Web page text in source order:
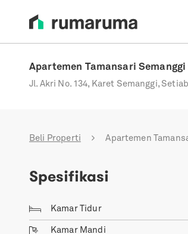
Apartemen Tamansari Semanggi
Jl. Akri No. 134, Karet Semanggi,
Beli Properti Apartemen
Spesifikasi
Kamar Tidur
Kamar Mandi